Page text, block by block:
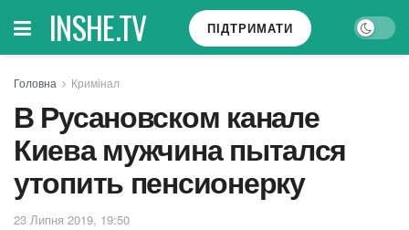
INSHE.TV ПІДТРИМАТИ
Головна Кримінал
В Русановском канале
Киева мужчина пытался
утопить пенсионерку
23 Липня 2019, 19:50